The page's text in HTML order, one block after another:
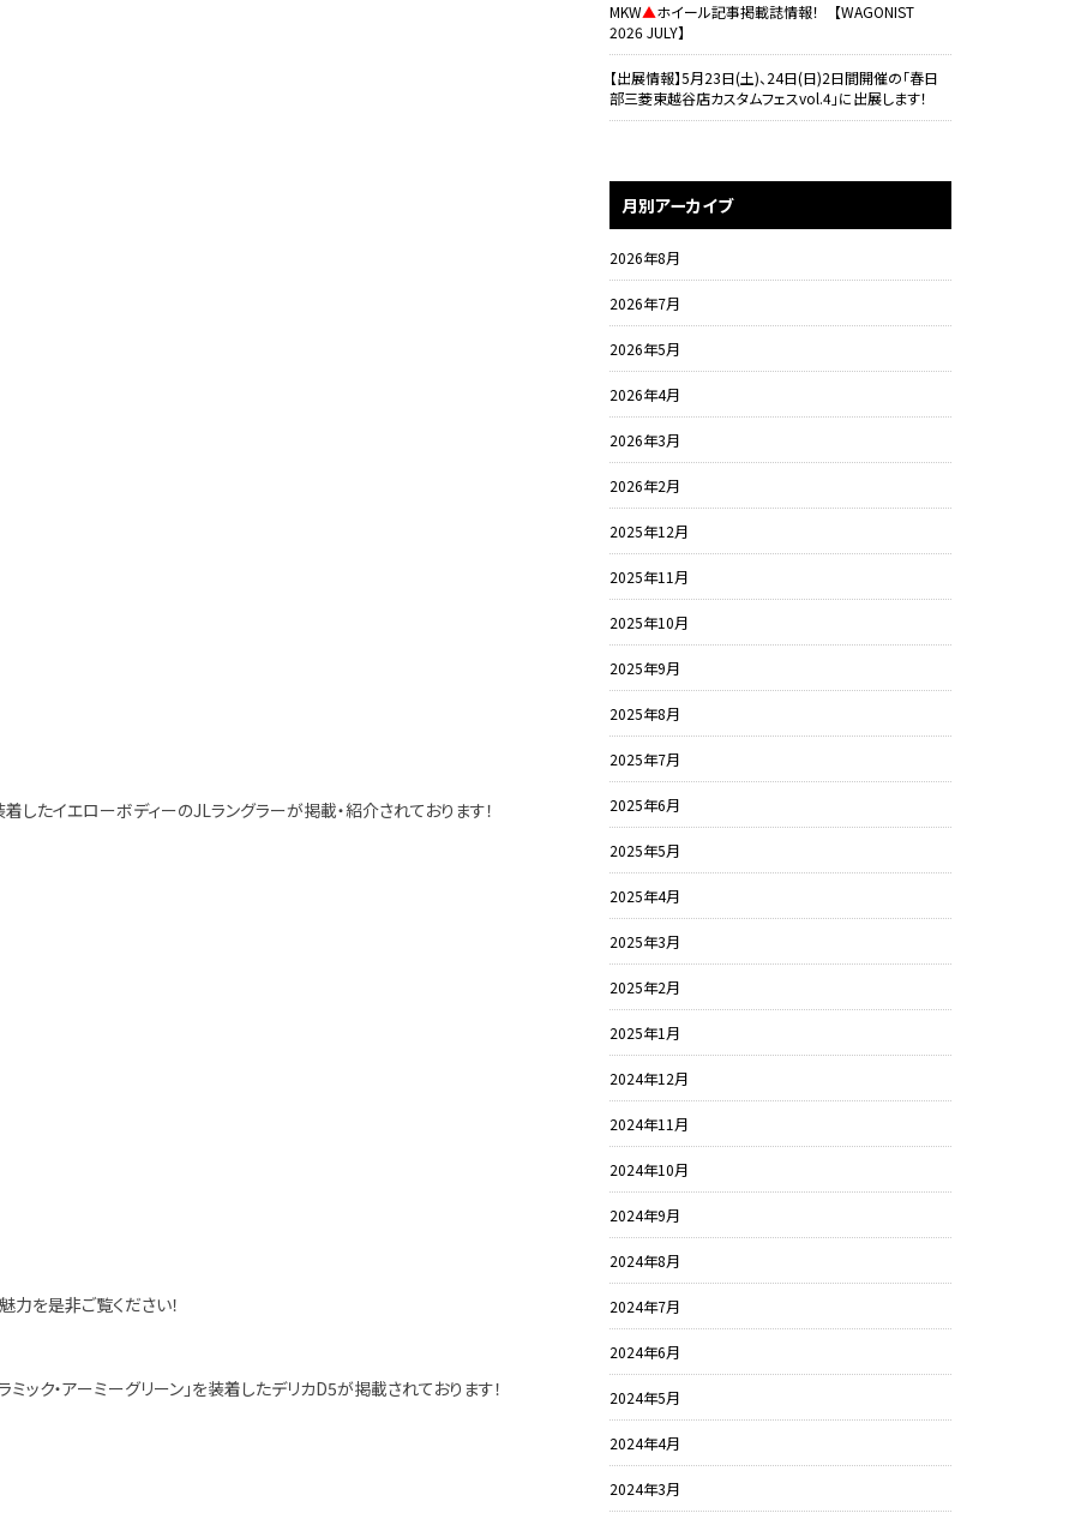
着したイエローボディーのJLラングラーが掲載・紹介されております！
力を是非ご覧ください！
ミック・アーミーグリーン」を装着したデリカD5が掲載されております！
MKW▲ホイール記事掲載誌情報！ 【WAGONIST
2026 JULY】
【出展情報】5月23日(土)、24日(日)2日間開催の「春日
部三菱東越谷店カスタムフェスvol.4」に出展します！
月別アーカイブ
2026年8月
2026年7月
2026年5月
2026年4月
2026年3月
2026年2月
2025年12月
2025年11月
2025年10月
2025年9月
2025年8月
2025年7月
2025年6月
2025年5月
2025年4月
2025年3月
2025年2月
2025年1月
2024年12月
2024年11月
2024年10月
2024年9月
2024年8月
2024年7月
2024年6月
2024年5月
2024年4月
2024年3月